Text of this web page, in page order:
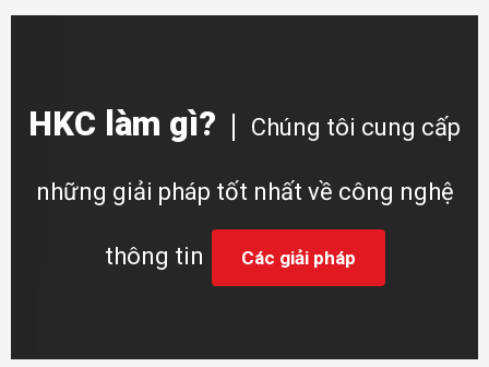
HKC làm gì? Chúng tôi cung cấp
những giải pháp tốt nhất về công nghệ
thông tin Các giải pháp